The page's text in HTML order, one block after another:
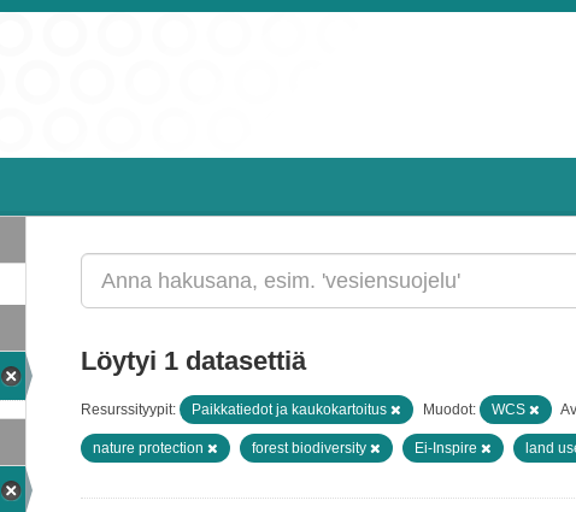
Löytyi 1 datasettiä
Resurssityypit: Paikkatiedot ja kaukokartoitus Muodot: WCS
nature protection forest biodiversity Ei-Inspire land